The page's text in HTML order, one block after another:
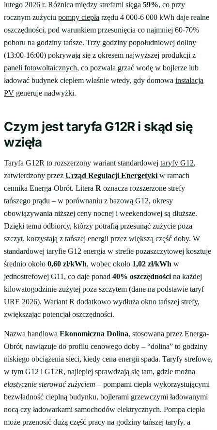
lutego 2026 r. Różnica między strefami sięga 59%, co przy
rocznym zużyciu pompy ciepła rzędu 4 000-6 000 kWh daje realne
oszczędności, pod warunkiem przesunięcia co najmniej 60-70%
poboru na godziny tańsze. Trzy godziny popołudniowej doliny
(13:00-16:00) pokrywają się z okresem najwyższej produkcji z
paneli fotowoltaicznych, co pozwala grzać wodę w bojlerze lub
ładować budynek ciepłem właśnie wtedy, gdy domowa instalacja
PV generuje nadwyżki.
Czym jest taryfa G12R i skąd się
wzięła
Taryfa G12R to rozszerzony wariant standardowej taryfy G12,
zatwierdzony przez Urząd Regulacji Energetyki w ramach
cennika Energa-Obrót. Litera R oznacza rozszerzone strefy
tańszego prądu – w porównaniu z bazową G12, okresy
obowiązywania niższej ceny nocnej i weekendowej są dłuższe.
Dzięki temu odbiorcy, którzy potrafią przesunąć zużycie poza
szczyt, korzystają z tańszej energii przez większą część doby. W
standardowej taryfie G12 energia w strefie pozaszczytowej kosztuje
średnio około 0,60 zł/kWh, wobec około 1,02 zł/kWh w
jednostrefowej G11, co daje ponad 40% oszczędności na każdej
kilowatogodzinie zużytej poza szczytem (dane na podstawie taryf
URE 2026). Wariant R dodatkowo wydłuża okno tańszej strefy,
zwiększając potencjał oszczędności.
Nazwa handlowa Ekonomiczna Dolina, stosowana przez Energa-
Obrót, nawiązuje do profilu cenowego doby – “dolina” to godziny
niskiego obciążenia sieci, kiedy cena energii spada. Taryfy strefowe,
w tym G12 i G12R, najlepiej sprawdzają się tam, gdzie można
elastycznie sterować zużyciem – pompami ciepła wykorzystującymi
bezwładność cieplną budynku, bojlerami grzewczymi ładowanymi
nocą czy ładowarkami samochodów elektrycznych. Pompa ciepła
może przenosić dużą część pracy na godziny tańszej taryfy, a